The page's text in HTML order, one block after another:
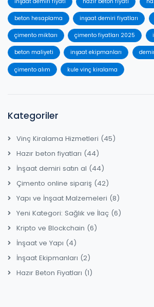
beton hesaplama inşaat demiri fiyatları
çimento miktarı çimento fiyatları 2025
beton maliyeti inşaat ekipmanları
çimento alım kule vinç kiralama
Kategoriler
Vinç Kiralama Hizmetleri (45)
Hazır beton fiyatları (44)
İnşaat demiri satın al (44)
Çimento online sipariş (42)
Yapı ve İnşaat Malzemeleri (8)
Yeni Kategori: Sağlık ve İlaç (6)
Kripto ve Blockchain (6)
İnşaat ve Yapı (4)
İnşaat Ekipmanları (2)
Hazır Beton Fiyatları (1)